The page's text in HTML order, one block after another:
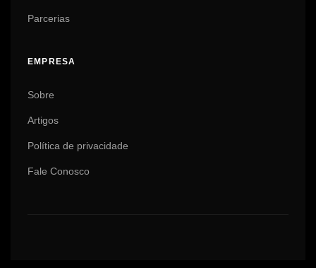
Parcerias
EMPRESA
Sobre
Artigos
Política de privacidade
Fale Conosco